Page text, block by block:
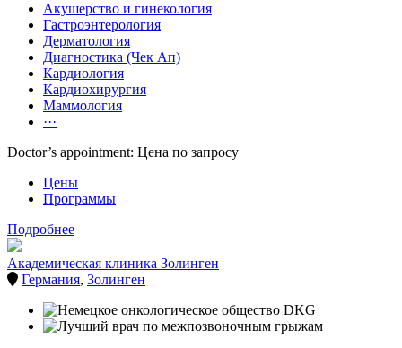
Акушерство и гинекология
Гастроэнтерология
Дерматология
Диагностика (Чек Ап)
Кардиология
Кардиохирургия
Маммология
···
Doctor’s appointment: Цена по запросу
Цены
Программы
Подробнее
Академическая клиника Золинген
Германия, Золинген